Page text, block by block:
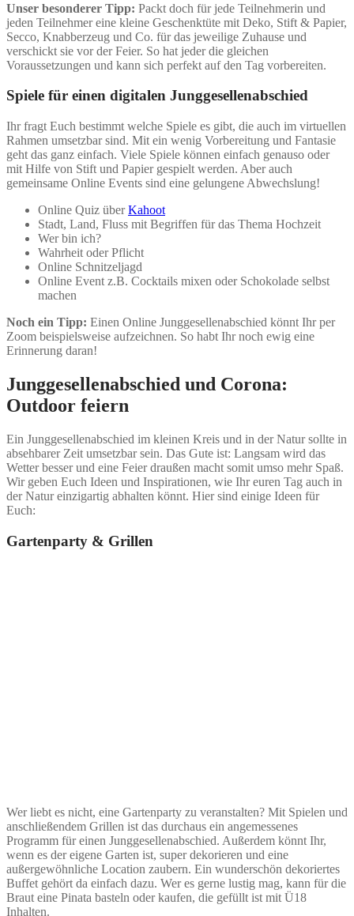
Unser besonderer Tipp: Packt doch für jede Teilnehmerin und
jeden Teilnehmer eine kleine Geschenktüte mit Deko, Stift & Papier,
Secco, Knabberzeug und Co. für das jeweilige Zuhause und
verschickt sie vor der Feier. So hat jeder die gleichen
Voraussetzungen und kann sich perfekt auf den Tag vorbereiten.
Spiele für einen digitalen Junggesellenabschied
Ihr fragt Euch bestimmt welche Spiele es gibt, die auch im virtuellen
Rahmen umsetzbar sind. Mit ein wenig Vorbereitung und Fantasie
geht das ganz einfach. Viele Spiele können einfach genauso oder
mit Hilfe von Stift und Papier gespielt werden. Aber auch
gemeinsame Online Events sind eine gelungene Abwechslung!
Online Quiz überKahoot
Stadt, Land, Fluss mit Begriffen für das Thema Hochzeit
Wer bin ich?
Wahrheit oder Pflicht
Online Schnitzeljagd
Online Event z.B. Cocktails mixen oder Schokolade selbst
machen
Noch ein Tipp: Einen Online Junggesellenabschied könnt Ihr per
Zoom beispielsweise aufzeichnen. So habt Ihr noch ewig eine
Erinnerung daran!
Junggesellenabschied und Corona:
Outdoor feiern
Ein Junggesellenabschied im kleinen Kreis und in der Natur sollte in
absehbarer Zeit umsetzbar sein. Das Gute ist: Langsam wird das
Wetter besser und eine Feier draußen macht somit umso mehr Spaß.
Wir geben Euch Ideen und Inspirationen, wie Ihr euren Tag auch in
der Natur einzigartig abhalten könnt. Hier sind einige Ideen für
Euch:
Gartenparty & Grillen
Wer liebt es nicht, eine Gartenparty zu veranstalten? Mit Spielen und
anschließendem Grillen ist das durchaus ein angemessenes
Programm für einen Junggesellenabschied. Außerdem könnt Ihr,
wenn es der eigene Garten ist, super dekorieren und eine
außergewöhnliche Location zaubern. Ein wunderschön dekoriertes
Buffet gehört da einfach dazu. Wer es gerne lustig mag, kann für die
Braut eine Pinata basteln oder kaufen, die gefüllt ist mit Ü18
Inhalten.